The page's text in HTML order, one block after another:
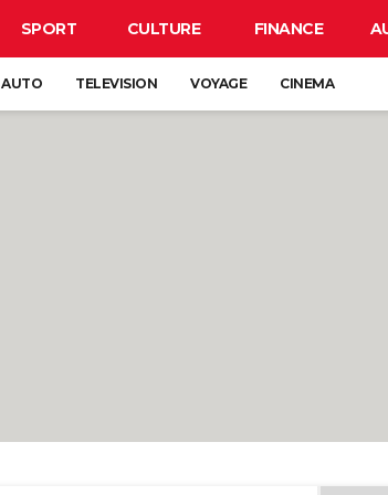
SPORT CULTURE FINANCE
AUTO TELEVISION VOYAGE CINEMA